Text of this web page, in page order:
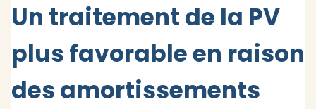
Un traitement de la PV
plus favorable en raison
des amortissements